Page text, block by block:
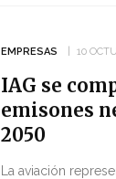
EMPRESAS 10
IAG se
emisones
2050
La aviación